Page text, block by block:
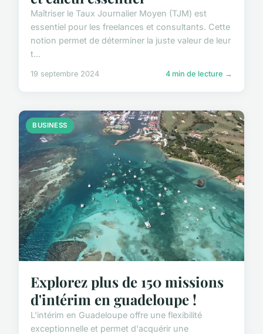
Maîtriser le Taux Journalier Moyen (TJM) est
essentiel pour les freelances et consultants. Cette
notion permet de déterminer la juste valeur de leur
t...
19 septembre 2024 4 min de lecture →
BUSINESS
Explorez plus de 150 missions
d'intérim en guadeloupe !
L'intérim en Guadeloupe offre une flexibilité
exceptionnelle et permet d'acquérir une